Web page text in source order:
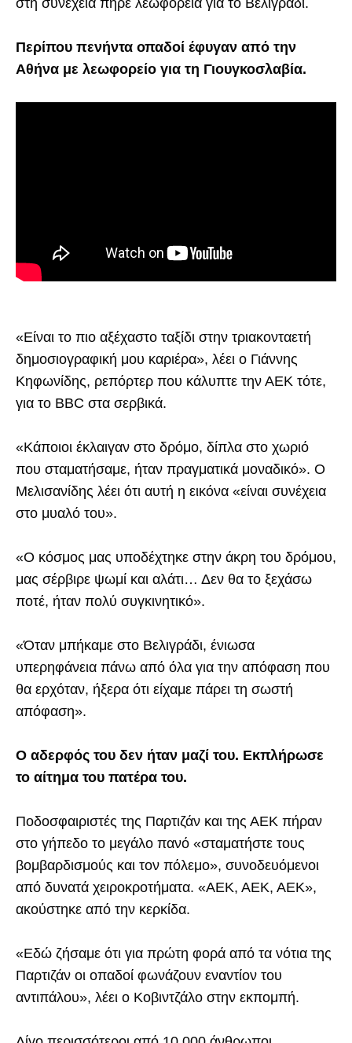
στη συνέχεια πήρε λεωφορεία για το Βελιγράδι.
Περίπου πενήντα οπαδοί έφυγαν από την
Αθήνα με λεωφορείο για τη Γιουγκοσλαβία.
«Είναι το πιο αξέχαστο ταξίδι στην τριακονταετή
δημοσιογραφική μου καριέρα», λέει ο Γιάννης
Κηφωνίδης, ρεπόρτερ που κάλυπτε την ΑΕΚ τότε,
για το BBC στα σερβικά.
«Κάποιοι έκλαιγαν στο δρόμο, δίπλα στο χωριό
που σταματήσαμε, ήταν πραγματικά μοναδικό». Ο
Μελισανίδης λέει ότι αυτή η εικόνα «είναι συνέχεια
στο μυαλό του».
«Ο κόσμος μας υποδέχτηκε στην άκρη του δρόμου,
μας σέρβιρε ψωμί και αλάτι… Δεν θα το ξεχάσω
ποτέ, ήταν πολύ συγκινητικό».
«Όταν μπήκαμε στο Βελιγράδι, ένιωσα
υπερηφάνεια πάνω από όλα για την απόφαση που
θα ερχόταν, ήξερα ότι είχαμε πάρει τη σωστή
απόφαση».
Ο αδερφός του δεν ήταν μαζί του. Εκπλήρωσε
το αίτημα του πατέρα του.
Ποδοσφαιριστές της Παρτιζάν και της ΑΕΚ πήραν
στο γήπεδο το μεγάλο πανό «σταματήστε τους
βομβαρδισμούς και τον πόλεμο», συνοδευόμενοι
από δυνατά χειροκροτήματα. «ΑΕΚ, ΑΕΚ, ΑΕΚ»,
ακούστηκε από την κερκίδα.
«Εδώ ζήσαμε ότι για πρώτη φορά από τα νότια της
Παρτιζάν οι οπαδοί φωνάζουν εναντίον του
αντιπάλου», λέει ο Κοβιντζάλο στην εκπομπή.